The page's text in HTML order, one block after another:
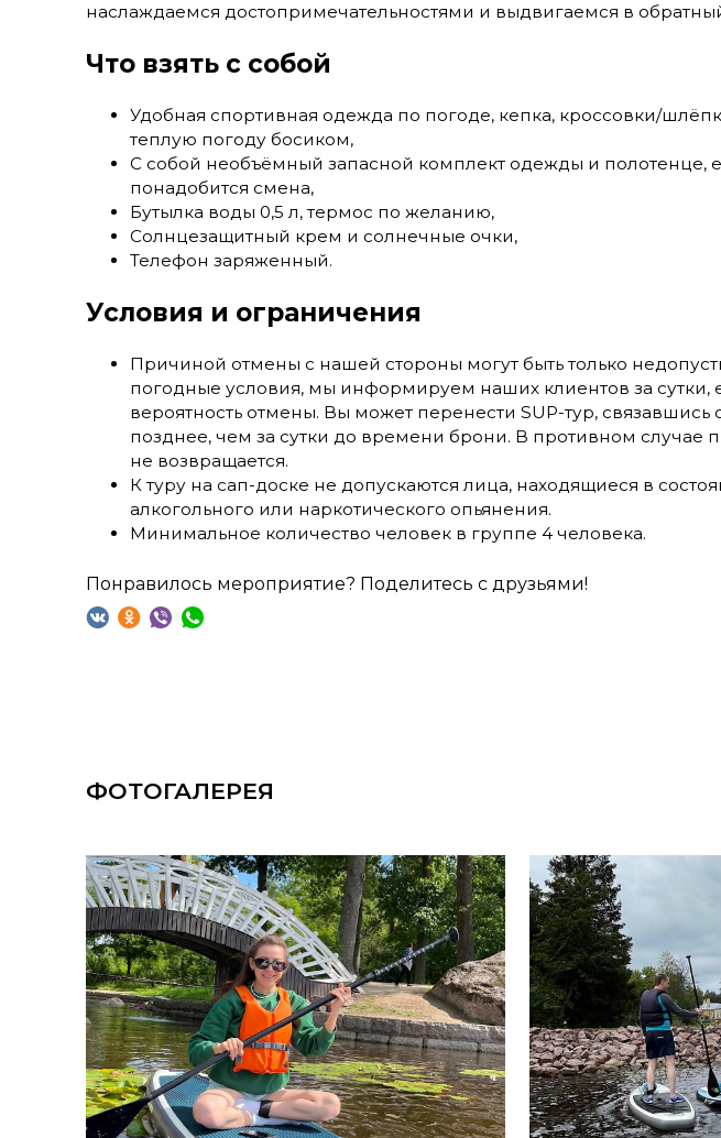
наслаждаемся достопримечательностями и выдвигаемся в
Что взять с собой
Удобная спортивная одежда по погоде, кепка, кроссовки/
теплую погоду босиком,
С собой необъёмный запасной комплект одежды и полотенце,
понадобится смена,
Бутылка воды 0,5 л, термос по желанию,
Солнцезащитный крем и солнечные очки,
Телефон заряженный.
Условия и ограничения
Причиной отмены с нашей стороны могут быть только
погодные условия, мы информируем наших клиентов за сутки,
вероятность отмены. Вы может перенести SUP-тур, связавшись
позднее, чем за сутки до времени брони. В противном случае
не возвращается.
К туру на сап-доске не допускаются лица, находящиеся в
алкогольного или наркотического опьянения.
Минимальное количество человек в группе 4 человека.
Понравилось мероприятие? Поделитесь с друзьями!
ФОТОГАЛЕРЕЯ